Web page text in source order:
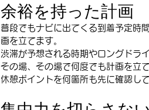
余裕を持った計画
普段でもナビに出てくる到着予定時
画を立てます。
渋滞が予想される時期やロングドラ
その場、その場で何度でも計画を立
休憩ポイントを何箇所も先に確認し